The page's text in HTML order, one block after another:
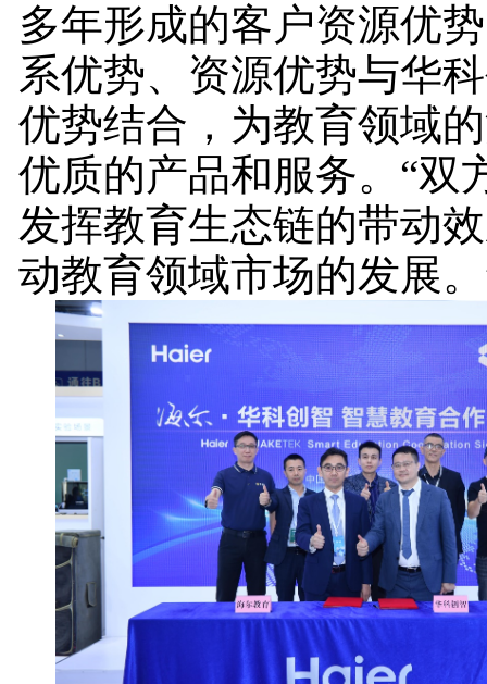
多年形成的客户资源优
系优势、资源优势与华
优势结合，为教育领域
优质的产品和服务。“双
发挥教育生态链的带动
动教育领域市场的发展